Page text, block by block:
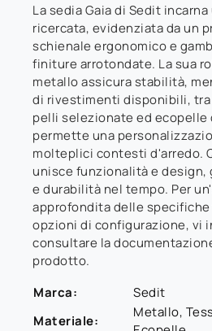
La sedia Gaia di Sedit
ricercata, evidenziata da un
schienale ergonomico e
finiture arrotondate. La sua
metallo assicura stabilità,
di rivestimenti disponibili,
pelli selezionate ed ecopelle
permette una
molteplici contesti d'arredo.
unisce funzionalità e
e durabilità nel tempo. Per
approfondita delle
opzioni di configurazione, vi
consultare la
prodotto.
Marca:
Sedit
Materiale:
Metallo,